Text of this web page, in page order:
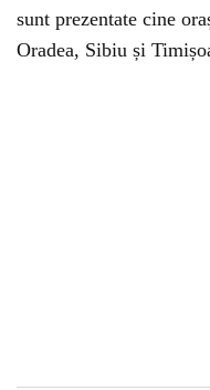
sunt prezentate cine
Oradea, Sibiu și